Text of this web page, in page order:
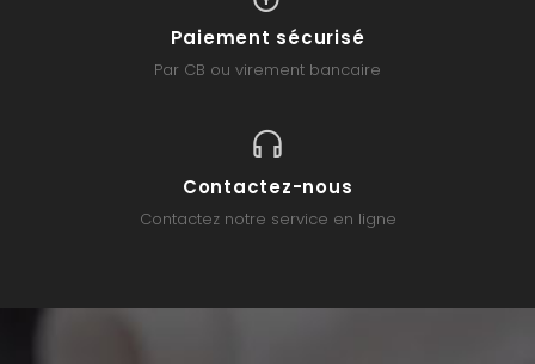
Paiement sécurisé
Par CB ou virement bancaire
Contactez-nous
Contactez notre service en ligne